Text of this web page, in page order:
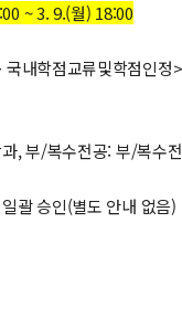
~ 3. 9.(월) 18:00
점교류및학점인정>
복수전공: 부/복수전
인(별도 안내 없음)